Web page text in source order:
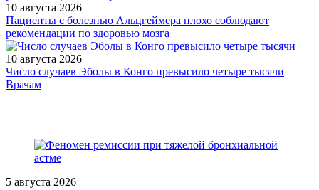
10 августа 2026
Пациенты с болезнью Альцгеймера плохо соблюдают
рекомендации по здоровью мозга
10 августа 2026
Число случаев Эболы в Конго превысило четыре тысячи
/doctor/endocrinology/fitoestrogeny-terapevticheskie-vozmozhnosti/
Врачам
5 августа 2026